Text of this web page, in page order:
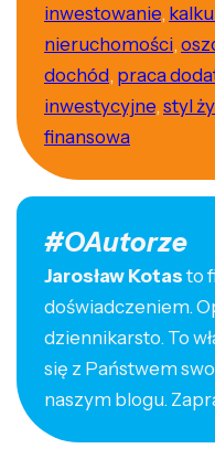
inwestowanie,
nieruchomości,
dochód, praca
inwestycyjne, styl
finansowa
#OAutorze
Jarosław Kotas to
doświadczeniem.
dziennikarsto. To
się z Państwem
naszym blogu.